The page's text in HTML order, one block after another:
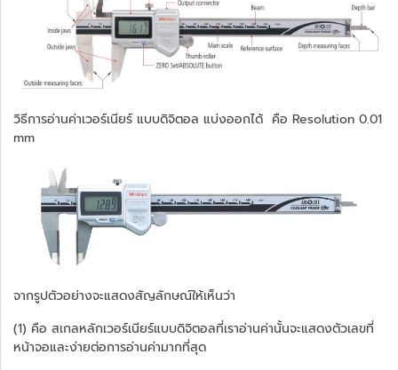
วิธีการอ่านค่าเวอร์เนียร์ แบบดิจิตอล แบ่งออกได้ คือ Resolution 0.01
mm
จากรูปตัวอย่างจะแสดงสัญลักษณ์ให้เห็นว่า
(1) คือ สเกลหลักเวอร์เนียร์แบบดิจิตอลที่เราอ่านค่านั้นจะแสดงตัวเลขที่
หน้าจอและง่ายต่อการอ่านค่ามากที่สุด